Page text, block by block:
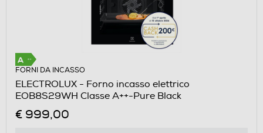
FORNI DA INCASSO
ELECTROLUX - Forno incasso elettrico
EOB8S29WH Classe A++-Pure Black
€ 999,00